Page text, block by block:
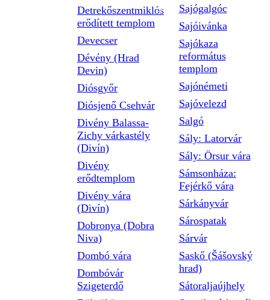
Detrekőszentmiklós
erődített templom
Devecser
Dévény (Hrad
Devin)
Diósgyőr
Diósjenő Csehvár
Divény Balassa-
Zichy várkastély
(Divín)
Divény
erődtemplom
Divény vára
(Divín)
Dobronya (Dobra
Niva)
Dombó vára
Dombóvár
Szigeterdő
Sajógalgóc
Sajóivánka
Sajókaza
református
templom
Sajónémeti
Sajóvelezd
Salgó
Sály: Latorvár
Sály: Örsur vára
Sámsonháza:
Fejérkő vára
Sárkányvár
Sárospatak
Sárvár
Saskő (Šášovský
hrad)
Sátoraljaújhely